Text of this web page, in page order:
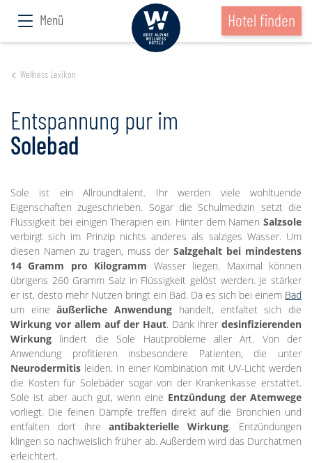
Menü Hotel finden
Wellness Lexikon
Entspannung pur im
Solebad
Sole ist ein Allroundtalent. Ihr werden viele wohltuende
Eigenschaften zugeschrieben. Sogar die Schulmedizin setzt die
Flüssigkeit bei einigen Therapien ein. Hinter dem Namen Salzsole
verbirgt sich im Prinzip nichts anderes als salziges Wasser. Um
diesen Namen zu tragen, muss derSalzgehalt bei mindestens
14 Gramm pro Kilogramm Wasser liegen. Maximal können
übrigens 260 Gramm Salz in Flüssigkeit gelöst werden. Je stärker
er ist, desto mehr Nutzen bringt ein Bad. Da es sich bei einem Bad
um eineäußerliche Anwendung handelt, entfaltet sich die
Wirkung vor allem auf der Haut. Dank ihrer desinfizierenden
Wirkung lindert die Sole Hautprobleme aller Art. Von der
Anwendung profitieren insbesondere Patienten, die unter
Neurodermitis leiden. In einer Kombination mit UV-Licht werden
die Kosten für Solebäder sogar von der Krankenkasse erstattet.
Sole ist aber auch gut, wenn eine Entzündung der Atemwege
vorliegt. Die feinen Dämpfe treffen direkt auf die Bronchien und
entfalten dort ihreantibakterielle Wirkung. Entzündungen
klingen so nachweislich früher ab. Außerdem wird das Durchatmen
erleichtert.